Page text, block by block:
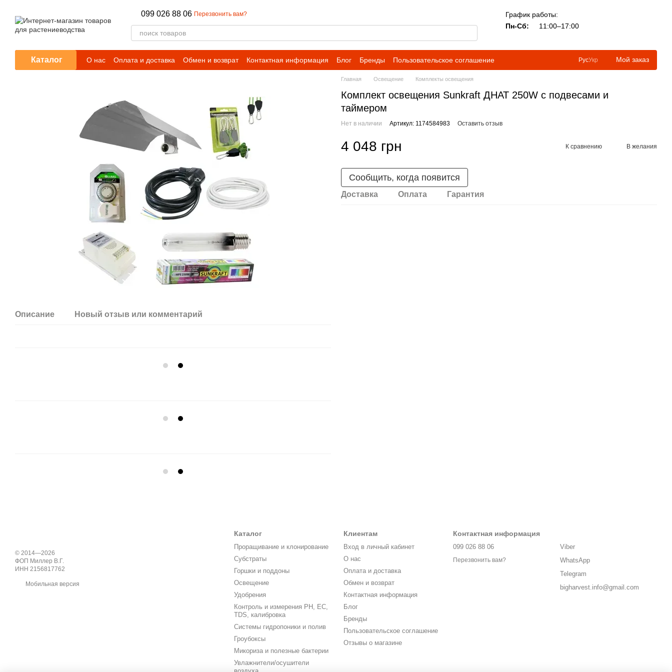
099 026 88 06 Перезвонить вам?
График работы:
Пн-Сб:
11:00–17:00
Каталог О нас Оплата и доставка Обмен и возврат Контактная информация Блог Бренды
Пользовательское соглашение
Отзывы о магазине
РусУкр Мой заказ
Описание Новый отзыв или комментарий
Главная Освещение Комплекты освещения
Комплект освещения Sunkraft ДНАТ 250W с подвесами и
таймером
Нет в наличии Артикул: 1174584983 Оставить отзыв
4 048 грн К сравнению В желания
Сообщить, когда появится
Доставка Оплата Гарантия
© 2014—2026
ФОП Миллер В.Г.
ИНН 2156817762
Мобильная версия
Каталог
Проращивание и клонирование
Субстраты
Горшки и поддоны
Освещение
Удобрения
Контроль и измерения PH, EC,
TDS, калибровка
Системы гидропоники и полив
Гроубоксы
Микориза и полезные бактерии
Увлажнители/осушители
Клиентам
Вход в личный кабинет
О нас
Оплата и доставка
Обмен и возврат
Контактная информация
Блог
Бренды
Пользовательское соглашение
Отзывы о магазине
Контактная информация
099 026 88 06
Перезвонить вам?
Viber
WhatsApp
Telegram
bigharvest.info@gmail.com